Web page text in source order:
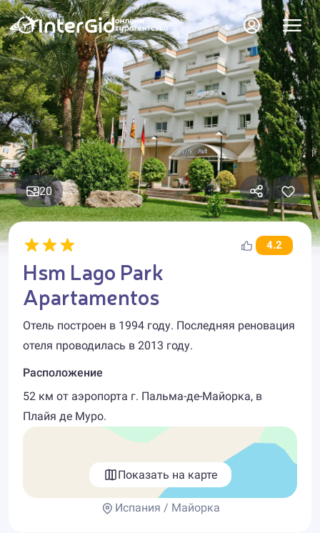
20
4.2
Hsm Lago Park
Apartamentos
Отель построен в 1994 году. Последняя реновация
отеля проводилась в 2013 году.
Расположение
52 км от аэропорта г. Пальма-де-Майорка, в
Плайя де Муро.
Показать на карте
Испания / Майорка